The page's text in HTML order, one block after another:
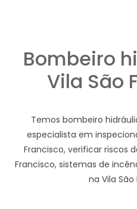
Bombeiro
Vila São
Temos bombeiro
especialista em
Francisco, verificar riscos
Francisco, sistemas de
na Vila São